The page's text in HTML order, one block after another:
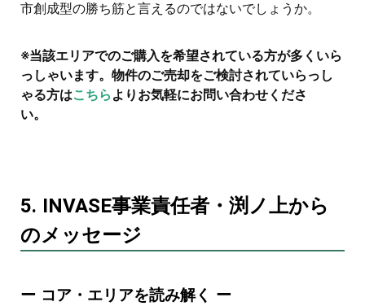
市創成型の勝ち筋と言えるのではないでしょうか。
※当該エリアでのご購入を希望されている方が多くいら
っしゃいます。物件のご売却をご検討されていらっし
ゃる方はこちら よりお気軽にお問い合わせくださ
い。
5. INVASE事業責任者・渕ノ上から
のメッセージ
ー コア・エリアを読み解く ー